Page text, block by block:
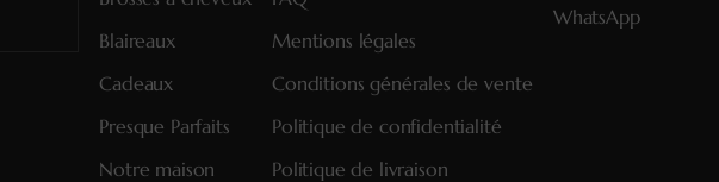
Blaireaux
Cadeaux
Presque Parfaits
Notre maison
Mentions légales
Conditions générales de vente
Politique de confidentialité
Politique de livraison
WhatsApp